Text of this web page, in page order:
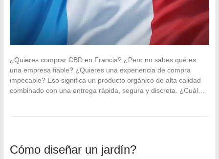
¿Quieres comprar CBD en Francia? ¿Pero no sabes qué es
una empresa fiable? ¿Quieres una experiencia de compra
impecable? Eso significa un producto orgánico de alta calidad
combinado con una entrega rápida, segura y discreta. ¿Cuál…
Cómo diseñar un jardín?